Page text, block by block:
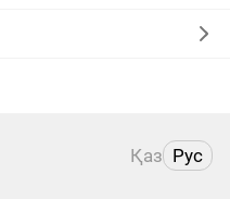
Қаз Рус